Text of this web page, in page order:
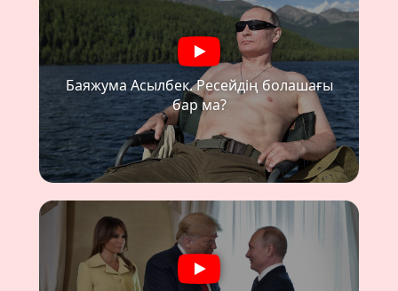
Баяжума Асылбек. Ресейдің болашағы
бар ма?